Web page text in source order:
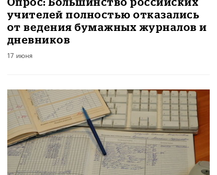
учителей полностью отказались
от ведения бумажных журналов и
дневников
17 июня